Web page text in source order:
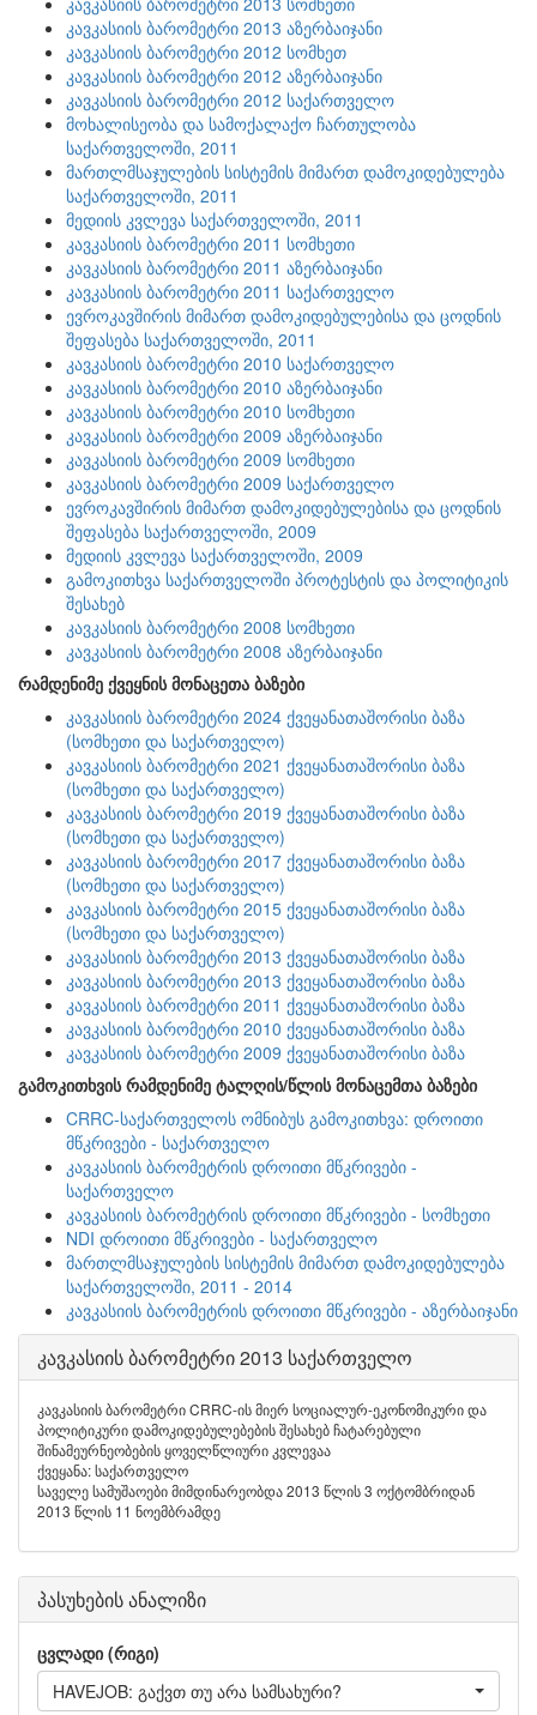
კავკასიის ბარომეტრი 2013 აზერბაიჯანი
კავკასიის ბარომეტრი 2012 სომხეთ
კავკასიის ბარომეტრი 2012 აზერბაიჯანი
კავკასიის ბარომეტრი 2012 საქართველო
მოხალისეობა და სამოქალაქო ჩართულობა
საქართველოში, 2011
მართლმსაჯულების სისტემის მიმართ დამოკიდებულება
საქართველოში, 2011
მედიის კვლევა საქართველოში, 2011
კავკასიის ბარომეტრი 2011 სომხეთი
კავკასიის ბარომეტრი 2011 აზერბაიჯანი
კავკასიის ბარომეტრი 2011 საქართველო
ევროკავშირის მიმართ დამოკიდებულებისა და ცოდნის
შეფასება საქართველოში, 2011
კავკასიის ბარომეტრი 2010 საქართველო
კავკასიის ბარომეტრი 2010 აზერბაიჯანი
კავკასიის ბარომეტრი 2010 სომხეთი
კავკასიის ბარომეტრი 2009 აზერბაიჯანი
კავკასიის ბარომეტრი 2009 სომხეთი
კავკასიის ბარომეტრი 2009 საქართველო
ევროკავშირის მიმართ დამოკიდებულებისა და ცოდნის
შეფასება საქართველოში, 2009
მედიის კვლევა საქართველოში, 2009
გამოკითხვა საქართველოში პროტესტის და პოლიტიკის
შესახებ
კავკასიის ბარომეტრი 2008 სომხეთი
კავკასიის ბარომეტრი 2008 აზერბაიჯანი
რამდენიმე ქვეყნის მონაცეთა ბაზები
კავკასიის ბარომეტრი 2024 ქვეყანათაშორისი ბაზა
(სომხეთი და საქართველო)
კავკასიის ბარომეტრი 2021 ქვეყანათაშორისი ბაზა
(სომხეთი და საქართველო)
კავკასიის ბარომეტრი 2019 ქვეყანათაშორისი ბაზა
(სომხეთი და საქართველო)
კავკასიის ბარომეტრი 2017 ქვეყანათაშორისი ბაზა
(სომხეთი და საქართველო)
კავკასიის ბარომეტრი 2015 ქვეყანათაშორისი ბაზა
(სომხეთი და საქართველო)
კავკასიის ბარომეტრი 2013 ქვეყანათაშორისი ბაზა
კავკასიის ბარომეტრი 2013 ქვეყანათაშორისი ბაზა
კავკასიის ბარომეტრი 2011 ქვეყანათაშორისი ბაზა
კავკასიის ბარომეტრი 2010 ქვეყანათაშორისი ბაზა
კავკასიის ბარომეტრი 2009 ქვეყანათაშორისი ბაზა
გამოკითხვის რამდენიმე ტალღის/წლის მონაცემთა ბაზები
CRRC-საქართველოს ომნიბუს გამოკითხვა: დროითი
მწკრივები - საქართველო
კავკასიის ბარომეტრის დროითი მწკრივები -
საქართველო
კავკასიის ბარომეტრის დროითი მწკრივები - სომხეთი
NDI დროითი მწკრივები - საქართველო
მართლმსაჯულების სისტემის მიმართ დამოკიდებულება
საქართველოში, 2011 - 2014
კავკასიის ბარომეტრის დროითი მწკრივები - აზერბაიჯანი
კავკასიის ბარომეტრი 2013 საქართველო
კავკასიის ბარომეტრი CRRC-ის მიერ სოციალურ-ეკონომიკური და
პოლიტიკური დამოკიდებულებების შესახებ ჩატარებული
შინამეურნეობების ყოველწლიური კვლევაა
ქვეყანა: საქართველო
საველე სამუშაოები მიმდინარეობდა 2013 წლის 3 ოქტომბრიდან
2013 წლის 11 ნოემბრამდე
პასუხების ანალიზი
ცვლადი (რიგი)
HAVEJOB: გაქვთ თუ არა სამსახური?